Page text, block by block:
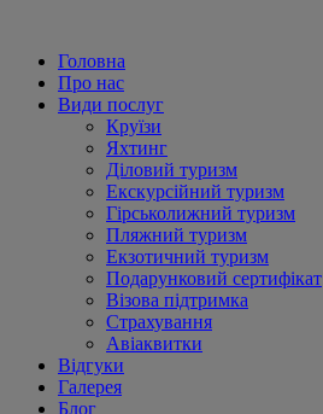
Головна
Про нас
Види послуг
Круїзи
Яхтинг
Діловий туризм
Екскурсійний туризм
Гірськолижний туризм
Пляжний туризм
Екзотичний туризм
Подарунковий сертифікат
Візова підтримка
Страхування
Авіаквитки
Відгуки
Галерея
Блог